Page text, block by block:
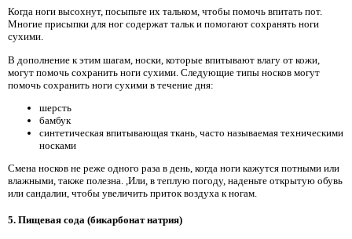
Когда ноги высохнут, посыпьте их тальком, чтобы помочь впитать пот.
Многие присыпки для ног содержат тальк и помогают сохранять ноги
сухими.
В дополнение к этим шагам, носки, которые впитывают влагу от кожи,
могут помочь сохранить ноги сухими. Следующие типы носков могут
помочь сохранить ноги сухими в течение дня:
шерсть
бамбук
синтетическая впитывающая ткань, часто называемая техническими
носками
Смена носков не реже одного раза в день, когда ноги кажутся потными или
влажными, также полезна. ,Или, в теплую погоду, наденьте открытую обувь
или сандалии, чтобы увеличить приток воздуха к ногам.
5. Пищевая сода (бикарбонат натрия)